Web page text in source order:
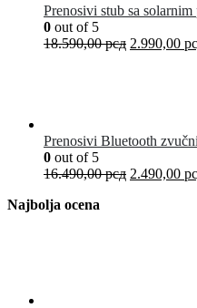
Prenosivi stub sa
0 out of 5
18.590,00рсд 2.990,00
Prenosivi Bluetooth
0 out of 5
16.490,00рсд 2.490,00
Najbolja ocena